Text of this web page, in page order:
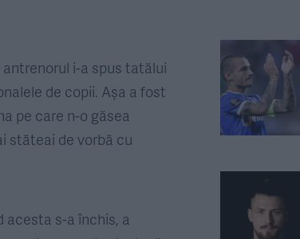
i-a spus tatălui
de copii. Așa a fost
pe care n-o găsea
stăteai de vorbă cu
acesta s-a închis, a